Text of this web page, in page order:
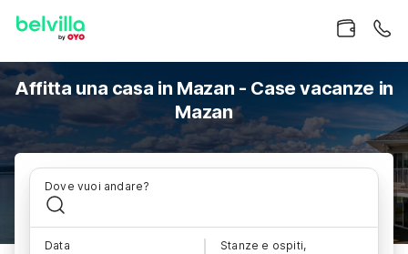
Affitta una casa in Mazan - Case vacanze in
Mazan
Dove vuoi andare?
Data Stanze e ospiti,